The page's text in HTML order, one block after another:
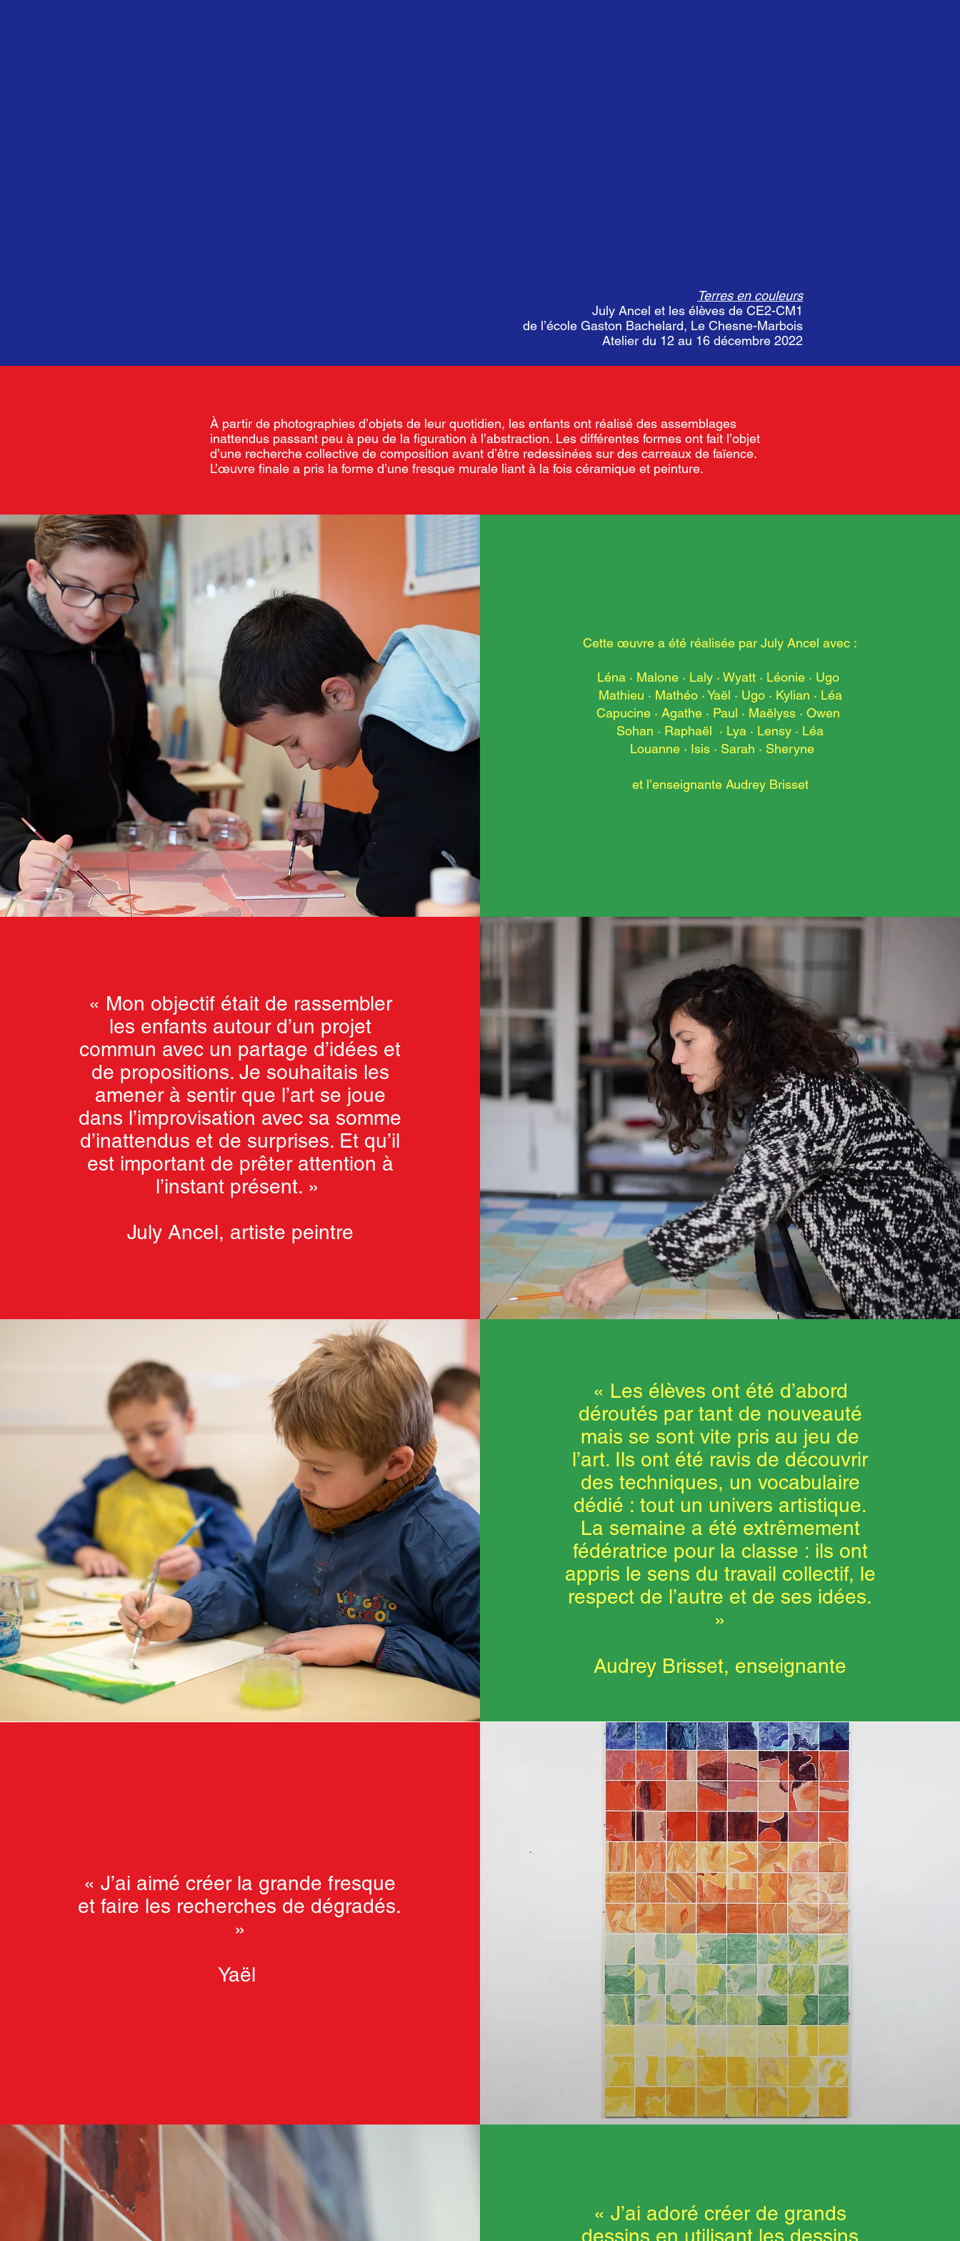
Terres en couleurs
July Ancel et les élèves de CE2-CM1
de l’école Gaston Bachelard, Le Chesne-Marbois
Atelier du 12 au 16 décembre 2022
À partir de photographies d’objets de leur quotidien, les enfants ont réalisé des assemblages
inattendus passant peu à peu de la figuration à l’abstraction. Les différentes formes ont fait l’objet
d’une recherche collective de composition avant d’être redessinées sur des carreaux de faïence.
L’œuvre finale a pris la forme d’une fresque murale liant à la fois céramique et peinture.
Cette œuvre a été réalisée par July Ancel avec :
Léna · Malone · Laly · Wyatt · Léonie · Ugo
Mathieu · Mathéo · Yaël · Ugo · Kylian · Léa
Capucine · Agathe · Paul · Maëlyss · Owen
Sohan · Raphaël · Lya · Lensy · Léa
Louanne · Isis · Sarah · Sheryne
et l’enseignante Audrey Brisset
« Mon objectif était de rassembler
les enfants autour d’un projet
commun avec un partage d’idées et
de propositions. Je souhaitais les
amener à sentir que l’art se joue
dans l’improvisation avec sa somme
d’inattendus et de surprises. Et qu’il
est important de prêter attention à
l’instant présent. »
July Ancel, artiste peintre
« Les élèves ont été d’abord
déroutés par tant de nouveauté
mais se sont vite pris au jeu de
l’art. Ils ont été ravis de découvrir
des techniques, un vocabulaire
dédié : tout un univers artistique.
La semaine a été extrêmement
fédératrice pour la classe : ils ont
appris le sens du travail collectif, le
respect de l’autre et de ses idées.
»
Audrey Brisset, enseignante
« J’ai aimé créer la grande fresque
et faire les recherches de dégradés.
»
Yaël
« J’ai adoré créer de grands
dessins en utilisant les dessins